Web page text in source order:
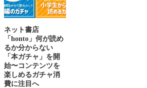
ネット書店
「honto」何が読め
るか分からない
「本ガチャ」を開
始〜コンテンツを
楽しめるガチャ消
費に注目へ